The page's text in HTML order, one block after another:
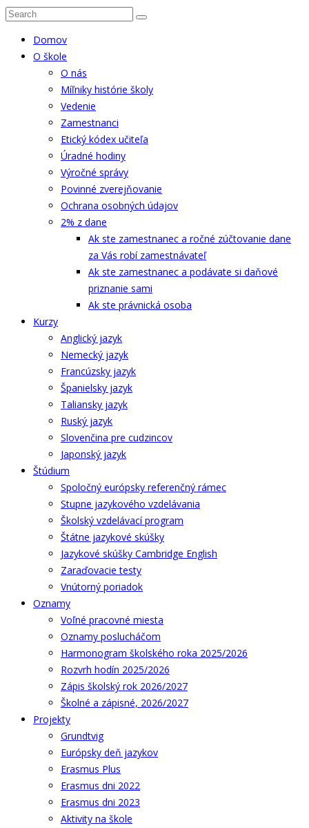
Domov
O škole
O nás
Míľniky histórie školy
Vedenie
Zamestnanci
Etický kódex učiteľa
Úradné hodiny
Výročné správy
Povinné zverejňovanie
Ochrana osobných údajov
2% z dane
Ak ste zamestnanec a ročné zúčtovanie dane
za Vás robí zamestnávateľ
Ak ste zamestnanec a podávate si daňové
priznanie sami
Ak ste právnická osoba
Kurzy
Anglický jazyk
Nemecký jazyk
Francúzsky jazyk
Španielsky jazyk
Taliansky jazyk
Ruský jazyk
Slovenčina pre cudzincov
Japonský jazyk
Štúdium
Spoločný európsky referenčný rámec
Stupne jazykového vzdelávania
Školský vzdelávací program
Štátne jazykové skúšky
Jazykové skúšky Cambridge English
Zaraďovacie testy
Vnútorný poriadok
Oznamy
Voľné pracovné miesta
Oznamy poslucháčom
Harmonogram školského roka 2025/2026
Rozvrh hodín 2025/2026
Zápis školský rok 2026/2027
Školné a zápisné, 2026/2027
Projekty
Grundtvig
Európsky deň jazykov
Erasmus Plus
Erasmus dni 2022
Erasmus dni 2023
Aktivity na škole